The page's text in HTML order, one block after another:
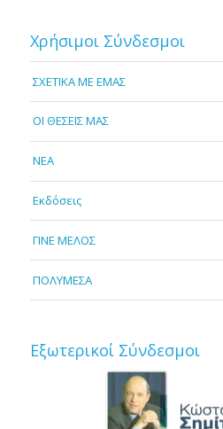
Χρήσιμοι Σύνδεσμοι
ΣΧΕΤΙΚΑ ΜΕ ΕΜΑΣ
OI ΘΕΣΕΙΣ ΜΑΣ
NEA
Εκδόσεις
ΓΙΝΕ ΜΕΛΟΣ
ΠΟΛΥΜΕΣΑ
Εξωτερικοί Σύνδεσμοι